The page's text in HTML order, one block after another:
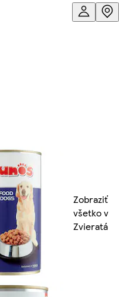
Zobraziť
všetko v
Zvieratá